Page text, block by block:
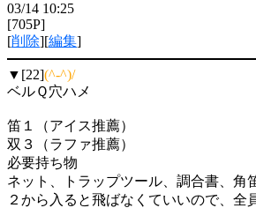
03/14 10:25
[705P]
[削除][編集]
▼[22](^-^)/
ベルＱ穴ハメ
笛１（アイス推薦）
双３（ラファ推薦）
必要持ち物
ネット、トラップツール、調合書、角
２から入ると飛ばなくていいので、全